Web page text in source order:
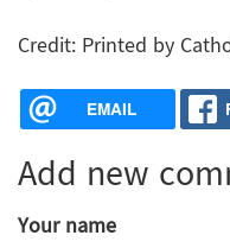
Credit: Printed by
EMAIL
Add new
Your name